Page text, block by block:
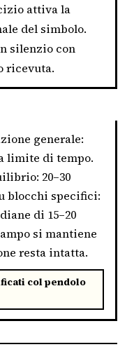
attiva la
del simbolo.
silenzio con
ricevuta.
generale:
limite di tempo.
20–30
blocchi specifici:
di 15–20
si mantiene
resta intatta.
col pendolo